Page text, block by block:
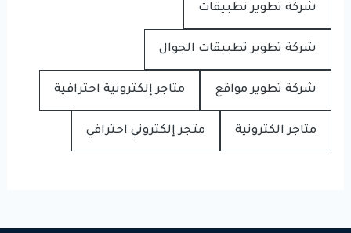
شركة تطوير تطبيقات
شركة تطوير تطبيقات الجوال
شركة تطوير مواقع متاجر إلكترونية احترافية
متاجر الكترونية متجر إلكتروني احترافي